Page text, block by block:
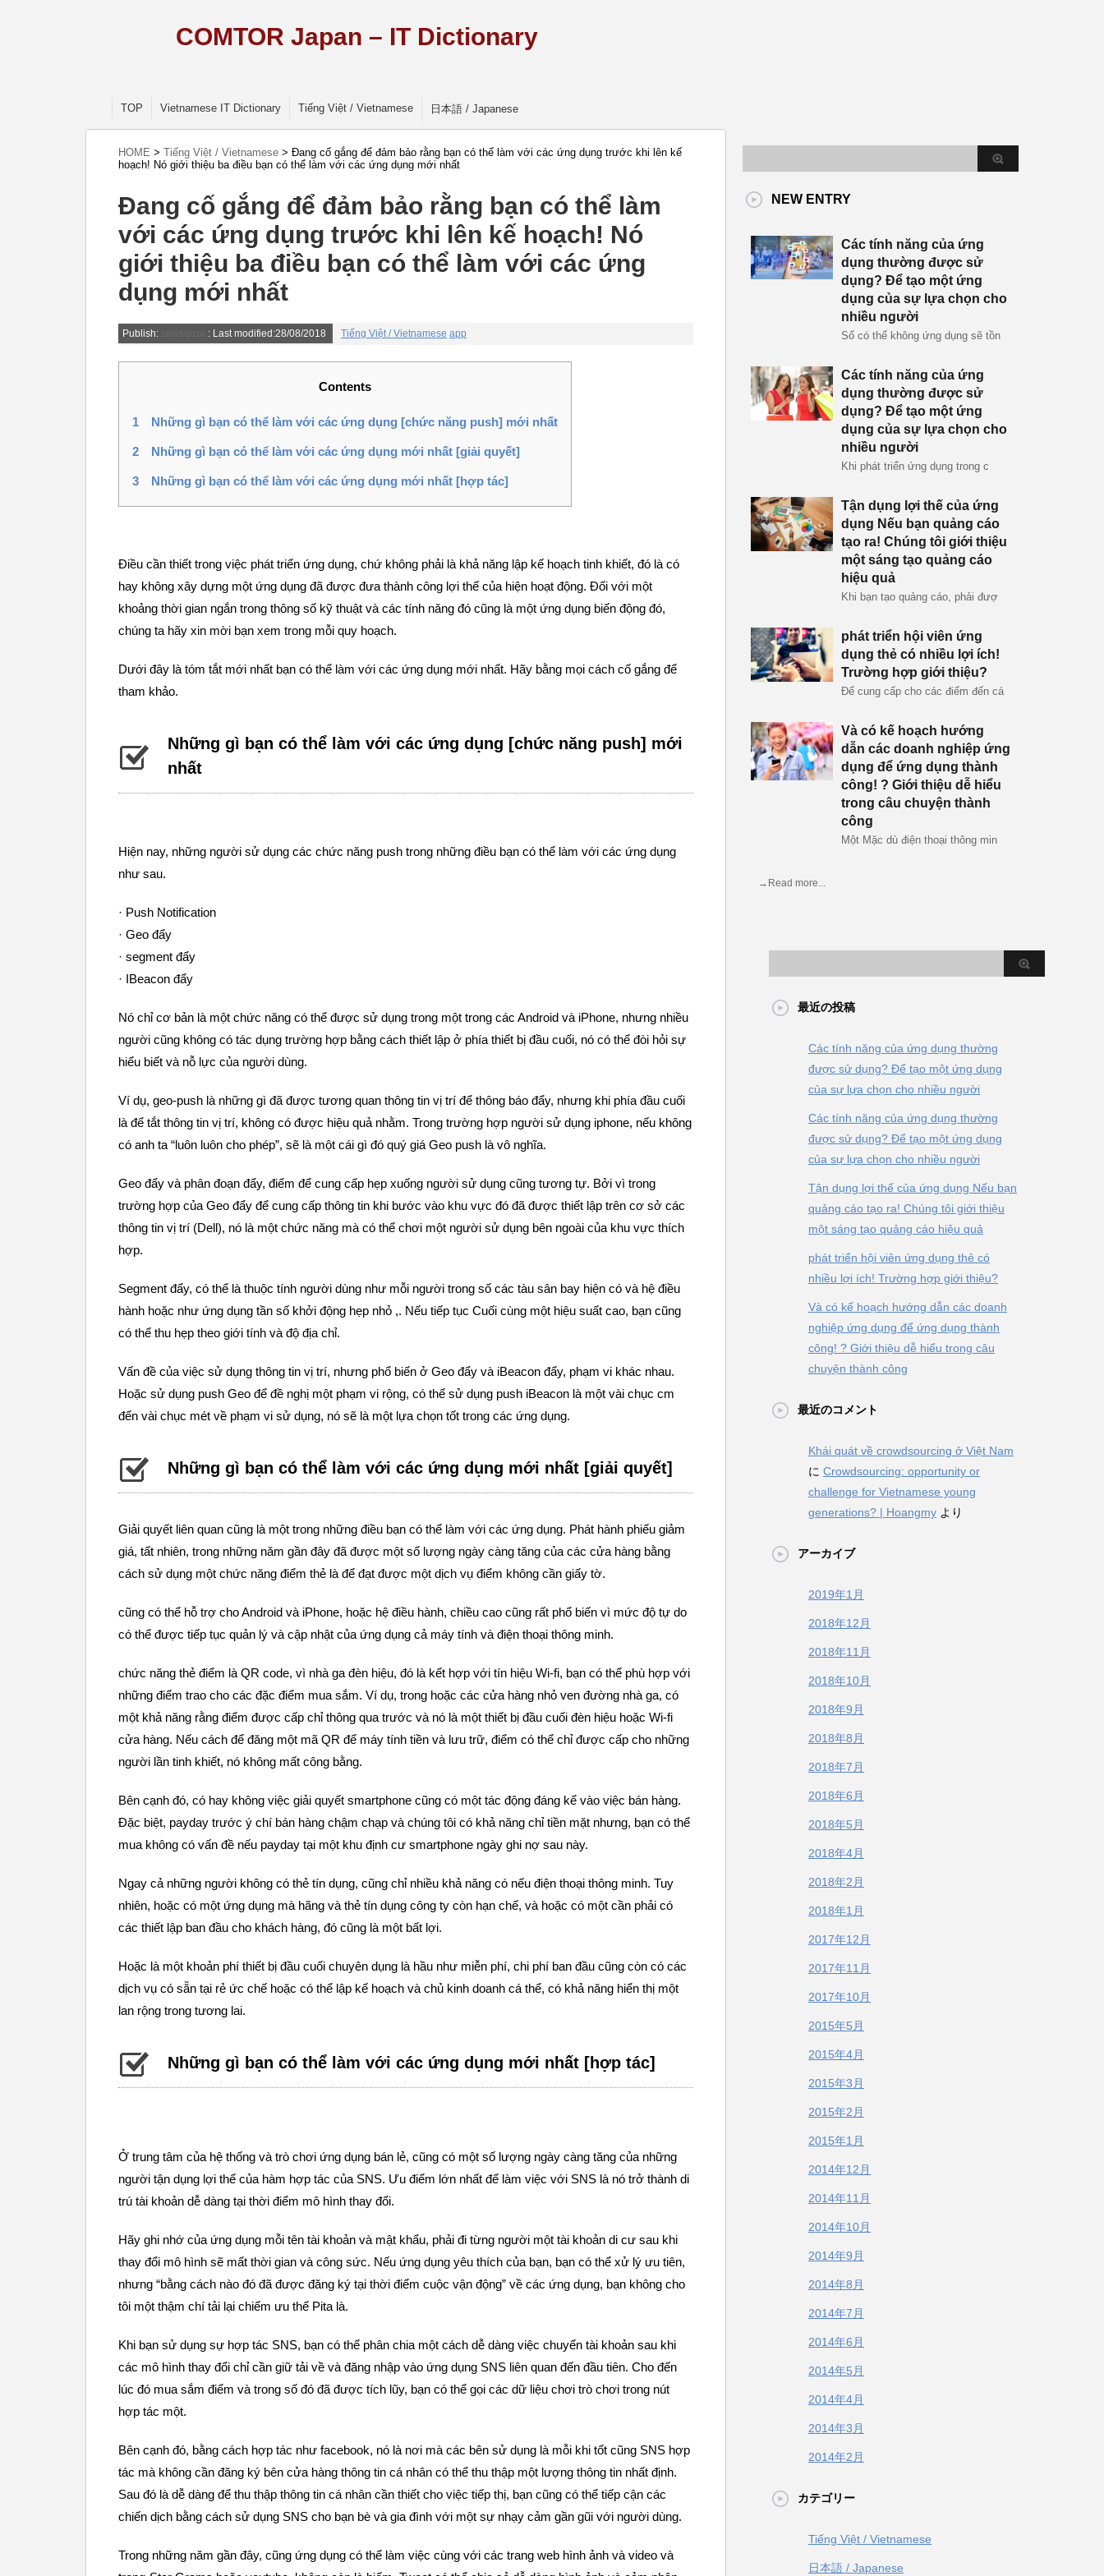
COMTOR Japan – IT Dictionary
TOP Vietnamese IT Dictionary Tiếng Việt / Vietnamese 日本語 / Japanese
HOME > Tiếng Việt / Vietnamese > Đang cố gắng để đảm bảo rằng bạn có thể làm với các ứng dụng trước khi lên kế
hoạch! Nó giới thiệu ba điều bạn có thể làm với các ứng dụng mới nhất
Đang cố gắng để đảm bảo rằng bạn có thể làm
với các ứng dụng trước khi lên kế hoạch! Nó
giới thiệu ba điều bạn có thể làm với các ứng
dụng mới nhất
Publish: : Last modified:28/08/2018 Tiếng Việt / Vietnamese app
Contents
1 Những gì bạn có thể làm với các ứng dụng [chức năng push] mới nhất
2 Những gì bạn có thể làm với các ứng dụng mới nhất [giải quyết]
3 Những gì bạn có thể làm với các ứng dụng mới nhất [hợp tác]
Điều cần thiết trong việc phát triển ứng dụng, chứ không phải là khả năng lập kế hoạch tinh khiết, đó là có
hay không xây dựng một ứng dụng đã được đưa thành công lợi thế của hiện hoạt động. Đối với một
khoảng thời gian ngắn trong thông số kỹ thuật và các tính năng đó cũng là một ứng dụng biến động đó,
chúng ta hãy xin mời bạn xem trong mỗi quy hoạch.
Dưới đây là tóm tắt mới nhất bạn có thể làm với các ứng dụng mới nhất. Hãy bằng mọi cách cố gắng để
tham khảo.
Những gì bạn có thể làm với các ứng dụng [chức năng push] mới
nhất
Hiện nay, những người sử dụng các chức năng push trong những điều bạn có thể làm với các ứng dụng
như sau.
· Push Notification
· Geo đẩy
· segment đẩy
· IBeacon đẩy
Nó chỉ cơ bản là một chức năng có thể được sử dụng trong một trong các Android và iPhone, nhưng nhiều
người cũng không có tác dụng trường hợp bằng cách thiết lập ở phía thiết bị đầu cuối, nó có thể đòi hỏi sự
hiểu biết và nỗ lực của người dùng.
Ví dụ, geo-push là những gì đã được tương quan thông tin vị trí để thông báo đẩy, nhưng khi phía đầu cuối
là để tắt thông tin vị trí, không có được hiệu quả nhằm. Trong trường hợp người sử dụng iphone, nếu không
có anh ta “luôn luôn cho phép”, sẽ là một cái gì đó quý giá Geo push là vô nghĩa.
Geo đẩy và phân đoạn đẩy, điểm để cung cấp hẹp xuống người sử dụng cũng tương tự. Bởi vì trong
trường hợp của Geo đẩy để cung cấp thông tin khi bước vào khu vực đó đã được thiết lập trên cơ sở các
thông tin vị trí (Dell), nó là một chức năng mà có thể chơi một người sử dụng bên ngoài của khu vực thích
hợp.
Segment đẩy, có thể là thuộc tính người dùng như mỗi người trong số các tàu sân bay hiện có và hệ điều
hành hoặc như ứng dụng tần số khởi động hẹp nhỏ ,. Nếu tiếp tục Cuối cùng một hiệu suất cao, bạn cũng
có thể thu hẹp theo giới tính và độ địa chỉ.
Vấn đề của việc sử dụng thông tin vị trí, nhưng phổ biến ở Geo đẩy và iBeacon đẩy, phạm vi khác nhau.
Hoặc sử dụng push Geo để đề nghị một phạm vi rộng, có thể sử dụng push iBeacon là một vài chục cm
đến vài chục mét về phạm vi sử dụng, nó sẽ là một lựa chọn tốt trong các ứng dụng.
Những gì bạn có thể làm với các ứng dụng mới nhất [giải quyết]
Giải quyết liên quan cũng là một trong những điều bạn có thể làm với các ứng dụng. Phát hành phiếu giảm
giá, tất nhiên, trong những năm gần đây đã được một số lượng ngày càng tăng của các cửa hàng bằng
cách sử dụng một chức năng điểm thẻ là để đạt được một dịch vụ điểm không cần giấy tờ.
cũng có thể hỗ trợ cho Android và iPhone, hoặc hệ điều hành, chiều cao cũng rất phổ biến vì mức độ tự do
có thể được tiếp tục quản lý và cập nhật của ứng dụng cả máy tính và điện thoại thông minh.
chức năng thẻ điểm là QR code, vì nhà ga đèn hiệu, đó là kết hợp với tín hiệu Wi-fi, bạn có thể phù hợp với
những điểm trao cho các đặc điểm mua sắm. Ví dụ, trong hoặc các cửa hàng nhỏ ven đường nhà ga, có
một khả năng rằng điểm được cấp chỉ thông qua trước và nó là một thiết bị đầu cuối đèn hiệu hoặc Wi-fi
cửa hàng. Nếu cách để đăng một mã QR để máy tính tiền và lưu trữ, điểm có thể chỉ được cấp cho những
người lần tinh khiết, nó không mất công bằng.
Bên cạnh đó, có hay không việc giải quyết smartphone cũng có một tác động đáng kể vào việc bán hàng.
Đặc biệt, payday trước ý chí bán hàng chậm chạp và chúng tôi có khả năng chỉ tiền mặt nhưng, bạn có thể
mua không có vấn đề nếu payday tại một khu định cư smartphone ngày ghi nợ sau này.
Ngay cả những người không có thẻ tín dụng, cũng chỉ nhiều khả năng có nếu điện thoại thông minh. Tuy
nhiên, hoặc có một ứng dụng mà hãng và thẻ tín dụng công ty còn hạn chế, và hoặc có một cần phải có
các thiết lập ban đầu cho khách hàng, đó cũng là một bất lợi.
Hoặc là một khoản phí thiết bị đầu cuối chuyên dụng là hầu như miễn phí, chi phí ban đầu cũng còn có các
dịch vụ có sẵn tại rẻ ức chế hoặc có thể lập kế hoạch và chủ kinh doanh cá thể, có khả năng hiển thị một
lan rộng trong tương lai.
Những gì bạn có thể làm với các ứng dụng mới nhất [hợp tác]
Ở trung tâm của hệ thống và trò chơi ứng dụng bán lẻ, cũng có một số lượng ngày càng tăng của những
người tận dụng lợi thế của hàm hợp tác của SNS. Ưu điểm lớn nhất để làm việc với SNS là nó trở thành di
trú tài khoản dễ dàng tại thời điểm mô hình thay đổi.
Hãy ghi nhớ của ứng dụng mỗi tên tài khoản và mật khẩu, phải đi từng người một tài khoản di cư sau khi
thay đổi mô hình sẽ mất thời gian và công sức. Nếu ứng dụng yêu thích của bạn, bạn có thể xử lý ưu tiên,
nhưng “bằng cách nào đó đã được đăng ký tại thời điểm cuộc vận động” về các ứng dụng, bạn không cho
tôi một thậm chí tải lại chiếm ưu thế Pita là.
Khi bạn sử dụng sự hợp tác SNS, bạn có thể phân chia một cách dễ dàng việc chuyển tài khoản sau khi
các mô hình thay đổi chỉ cần giữ tải về và đăng nhập vào ứng dụng SNS liên quan đến đầu tiên. Cho đến
lúc đó mua sắm điểm và trong số đó đã được tích lũy, bạn có thể gọi các dữ liệu chơi trò chơi trong nút
hợp tác một.
Bên cạnh đó, bằng cách hợp tác như facebook, nó là nơi mà các bên sử dụng là mỗi khi tốt cũng SNS hợp
tác mà không cần đăng ký bên cửa hàng thông tin cá nhân có thể thu thập một lượng thông tin nhất định.
Sau đó là dễ dàng để thu thập thông tin cá nhân cần thiết cho việc tiếp thị, bạn cũng có thể tiếp cận các
chiến dịch bằng cách sử dụng SNS cho bạn bè và gia đình với một sự nhạy cảm gần gũi với người dùng.
Trong những năm gần đây, cũng ứng dụng có thể làm việc cùng với các trang web hình ảnh và video và
NEW ENTRY
Các tính năng của ứng
dụng thường được sử
dụng? Để tạo một ứng
dụng của sự lựa chọn cho
nhiều người
Số có thể không ứng dụng sẽ tồn
Các tính năng của ứng
dụng thường được sử
dụng? Để tạo một ứng
dụng của sự lựa chọn cho
nhiều người
Khi phát triển ứng dụng trong c
Tận dụng lợi thế của ứng
dụng Nếu bạn quảng cáo
tạo ra! Chúng tôi giới thiệu
một sáng tạo quảng cáo
hiệu quả
Khi bạn tạo quảng cáo, phải đượ
phát triển hội viên ứng
dụng thẻ có nhiều lợi ích!
Trường hợp giới thiệu?
Để cung cấp cho các điểm đến cá
Và có kế hoạch hướng
dẫn các doanh nghiệp ứng
dụng để ứng dụng thành
công! ? Giới thiệu dễ hiểu
trong câu chuyện thành
công
Một Mặc dù điện thoại thông min
→Read more...
最近の投稿
Các tính năng của ứng dụng thường
được sử dụng? Để tạo một ứng dụng
của sự lựa chọn cho nhiều người
Các tính năng của ứng dụng thường
được sử dụng? Để tạo một ứng dụng
của sự lựa chọn cho nhiều người
Tận dụng lợi thế của ứng dụng Nếu bạn
quảng cáo tạo ra! Chúng tôi giới thiệu
một sáng tạo quảng cáo hiệu quả
phát triển hội viên ứng dụng thẻ có
nhiều lợi ích! Trường hợp giới thiệu?
Và có kế hoạch hướng dẫn các doanh
nghiệp ứng dụng để ứng dụng thành
công! ? Giới thiệu dễ hiểu trong câu
chuyện thành công
最近のコメント
Khái quát về crowdsourcing ở Việt Nam
に Crowdsourcing: opportunity or
challenge for Vietnamese young
generations? | Hoangmy より
アーカイブ
2019年1月
2018年12月
2018年11月
2018年10月
2018年9月
2018年8月
2018年7月
2018年6月
2018年5月
2018年4月
2018年2月
2018年1月
2017年12月
2017年11月
2017年10月
2015年5月
2015年4月
2015年3月
2015年2月
2015年1月
2014年12月
2014年11月
2014年10月
2014年9月
2014年8月
2014年7月
2014年6月
2014年5月
2014年4月
2014年3月
2014年2月
カテゴリー
Tiếng Việt / Vietnamese
日本語 / Japanese